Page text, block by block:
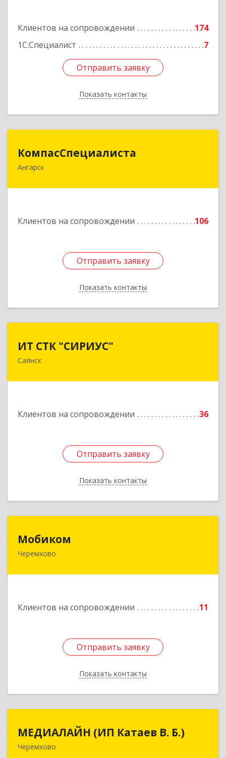
Клиентов на сопровождении
174
1С:Специалист
7
Отправить заявку
Показать контакты
Отправить заявку
Назад
КомпасСпециалиста
Ангарск
Клиентов на сопровождении 106
Отправить заявку
Показать контакты
665826, Иркутская обл, Ангарск г, 12А мкр, дом
Отправить заявку
Назад
ИТ СТК "СИРИУС"
Саянск
Клиентов на сопровождении 36
Отправить заявку
Показать контакты
666303, Иркутская обл, Саянск г, Юбилейный
Отправить заявку
Назад
Мобиком
Черемхово
Клиентов на сопровождении 11
Отправить заявку
Показать контакты
Отправить заявку
Назад
МЕДИАЛАЙН (ИП Катаев В. Б.)
Черемхово
МЕДИАЛАЙН (ИП Катаев В. Б.)
665413, Иркутская обл, Черемхово г, Ленина ул,